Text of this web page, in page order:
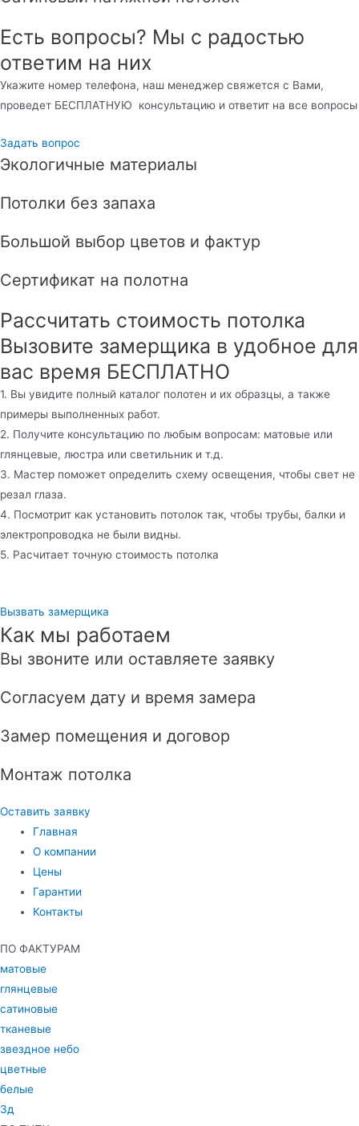
Есть вопросы? Мы с радостью
ответим на них
Укажите номер телефона, наш менеджер свяжется с Вами,
проведет БЕСПЛАТНУЮ консультацию и ответит на все вопросы
Задать вопрос
Экологичные материалы
Потолки без запаха
Большой выбор цветов и фактур
Сертификат на полотна
Рассчитать стоимость потолка
Вызовите замерщика в удобное для
вас время БЕСПЛАТНО
1. Вы увидите полный каталог полотен и их образцы, а также
примеры выполненных работ.
2. Получите консультацию по любым вопросам: матовые или
глянцевые, люстра или светильник и т.д.
3. Мастер поможет определить схему освещения, чтобы свет не
резал глаза.
4. Посмотрит как установить потолок так, чтобы трубы, балки и
электропроводка не были видны.
5. Расчитает точную стоимость потолка
Вызвать замерщика
Как мы работаем
Вы звоните или оставляете заявку
Согласуем дату и время замера
Замер помещения и договор
Монтаж потолка
Оставить заявку
Главная
О компании
Цены
Гарантии
Контакты
ПО ФАКТУРАМ
матовые
глянцевые
сатиновые
тканевые
звездное небо
цветные
белые
3д